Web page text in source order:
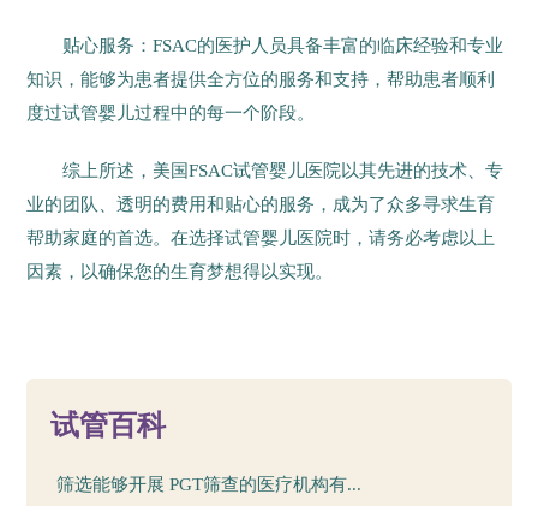
贴心服务：FSAC的医护人员具备丰富的临床经验和专业
知识，能够为患者提供全方位的服务和支持，帮助患者顺利
度过试管婴儿过程中的每一个阶段。
综上所述，美国FSAC试管婴儿医院以其先进的技术、专
业的团队、透明的费用和贴心的服务，成为了众多寻求生育
帮助家庭的首选。在选择试管婴儿医院时，请务必考虑以上
因素，以确保您的生育梦想得以实现。
试管百科
筛选能够开展 PGT筛查的医疗机构有...